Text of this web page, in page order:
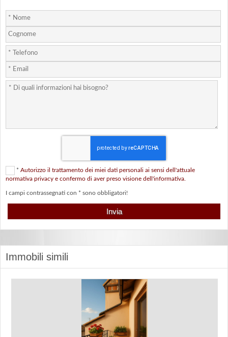
* Autorizzo il trattamento dei miei dati personali ai sensi dell'attuale
normativa privacy e confermo di aver preso visione dell'informativa.
I campi contrassegnati con * sono obbligatori!
Immobili simili